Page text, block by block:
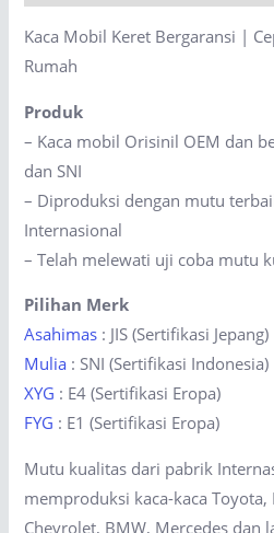
|
Bisa
ke
Rumah
quantity
Kaca Mobil Keret Bergaransi |
Rumah
Produk
– Kaca mobil Orisinil OEM dan
dan SNI
– Diproduksi dengan mutu
Internasional
– Telah melewati uji coba mutu
Pilihan Merk
Asahimas : JIS (Sertifikasi Jepang)
Mulia : SNI (Sertifikasi Indonesia)
XYG : E4 (Sertifikasi Eropa)
FYG : E1 (Sertifikasi Eropa)
Mutu kualitas dari pabrik
memproduksi kaca-kaca
Chevrolet, BMW, Mercedes dan